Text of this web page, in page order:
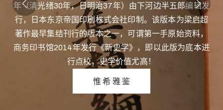
年（清光绪30年，日明治37年）由下河边半五郎编辑发
行，日本东京帝国印刷株式会社印制。该版本为梁启超
著作最早集结刊行的版本之一，可谓第一手原始资料，
商务印书馆2014年发行《新史学》，即以此版为底本进
行点校，史学价值尤高！
惟 希 雅 鉴